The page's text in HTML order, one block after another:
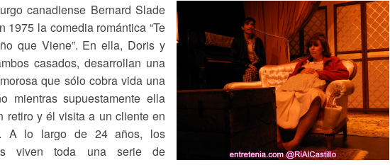
canadiense Bernard Slade
1975 la comedia romántica “Te
que Viene”. En ella, Doris y
casados, desarrollan una
que sólo cobra vida una
mientras supuestamente ella
retiro y él visita a un cliente en
A lo largo de 24 años, los
viven toda una serie de